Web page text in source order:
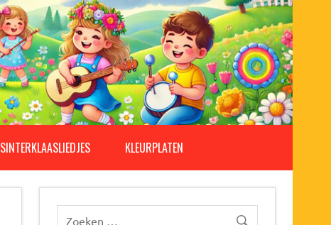
SINTERKLAASLIEDJES KLEURPLATEN